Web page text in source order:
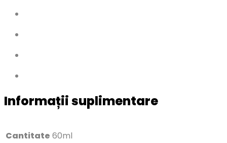
Informații suplimentare
Cantitate 60ml